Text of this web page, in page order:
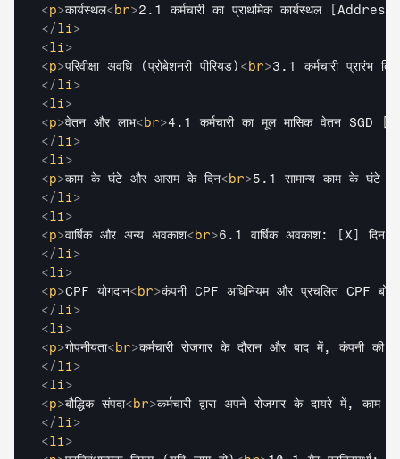
<p>कार्यस्थल<br>2.1 कर्मचारी का प्राथमिक कार्यस्थल
</li>
<li>
<p>परिवीक्षा अवधि (प्रोबेशनरी पीरियड) <br>3.1 कर्मचारी प्रारंभ
</li>
<li>
<p>वेतन और लाभ<br>4.1 कर्मचारी का मूल मासिक वेतन
</li>
<li>
<p>काम के घंटे और आराम के दिन<br>5.1 सामान्य काम के घंटे
</li>
<li>
<p>वार्षिक और अन्य अवकाश<br>6.1 वार्षिक अवकाश: [X] दिन
</li>
<li>
<p>CPF योगदान<br>कंपनी CPF अधिनियम और प्रचलित CPF बोर्ड
</li>
<li>
<p>गोपनीयता<br>कर्मचारी रोजगार के दौरान और बाद में, कंपनी की
</li>
<li>
<p>बौद्धिक संपदा<br>कर्मचारी द्वारा अपने रोजगार के दायरे में,
</li>
<li>